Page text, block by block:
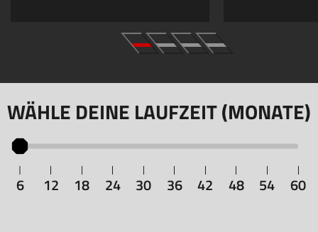
WÄHLE DEINE LAUFZEIT (MONATE)
6 12 18 24 30 36 42 48 54 60